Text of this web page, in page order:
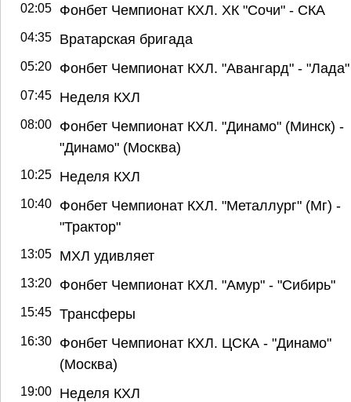
02:05 Фонбет Чемпионат КХЛ. ХК "Сочи" - СКА
04:35 Вратарская бригада
05:20 Фонбет Чемпионат КХЛ. "Авангард" - "Лада"
07:45 Неделя КХЛ
08:00
Фонбет Чемпионат КХЛ. "Динамо" (Минск) -
"Динамо" (Москва)
10:25 Неделя КХЛ
10:40
Фонбет Чемпионат КХЛ. "Металлург" (Мг) -
"Трактор"
13:05 МХЛ удивляет
13:20 Фонбет Чемпионат КХЛ. "Амур" - "Сибирь"
15:45 Трансферы
16:30
Фонбет Чемпионат КХЛ. ЦСКА - "Динамо"
(Москва)
19:00 Неделя КХЛ